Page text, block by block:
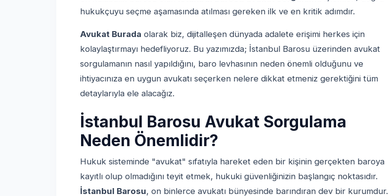
hukukçuyu seçme aşamasında atılması gereken ilk ve en kritik adımdır.
Avukat Burada olarak biz, dijitalleşen dünyada adalete erişimi herkes için
kolaylaştırmayı hedefliyoruz. Bu yazımızda; İstanbul Barosu üzerinden avukat
sorgulamanın nasıl yapıldığını, baro levhasının neden önemli olduğunu ve
ihtiyacınıza en uygun avukatı seçerken nelere dikkat etmeniz gerektiğini tüm
detaylarıyla ele alacağız.
İstanbul Barosu Avukat Sorgulama
Neden Önemlidir?
Hukuk sisteminde "avukat" sıfatıyla hareket eden bir kişinin gerçekten baroya
kayıtlı olup olmadığını teyit etmek, hukuki güvenliğinizin başlangıç noktasıdır.
İstanbul Barosu, on binlerce avukatı bünyesinde barındıran dev bir kurumdur.